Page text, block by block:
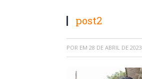
post2
POR EM 28 DE ABRIL DE 2023